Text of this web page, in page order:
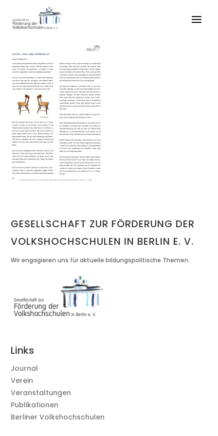
GESELLSCHAFT ZUR FÖRDERUNG DER
VOLKSHOCHSCHULEN IN BERLIN E. V.
Wir engagieren uns für aktuelle bildungspolitische Themen.
Links
Journal
Verein
Veranstaltungen
Publikationen
Berliner Volkshochschulen